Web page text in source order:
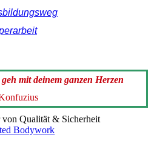
mit deinem ganzen Herzen
von Qualität & Sicherheit
Bodywork